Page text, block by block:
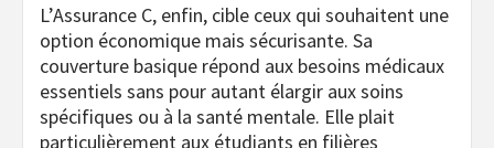
L’Assurance C, enfin, cible ceux qui souhaitent une
option économique mais sécurisante. Sa
couverture basique répond aux besoins médicaux
essentiels sans pour autant élargir aux soins
spécifiques ou à la santé mentale. Elle plait
particulièrement aux étudiants en filières